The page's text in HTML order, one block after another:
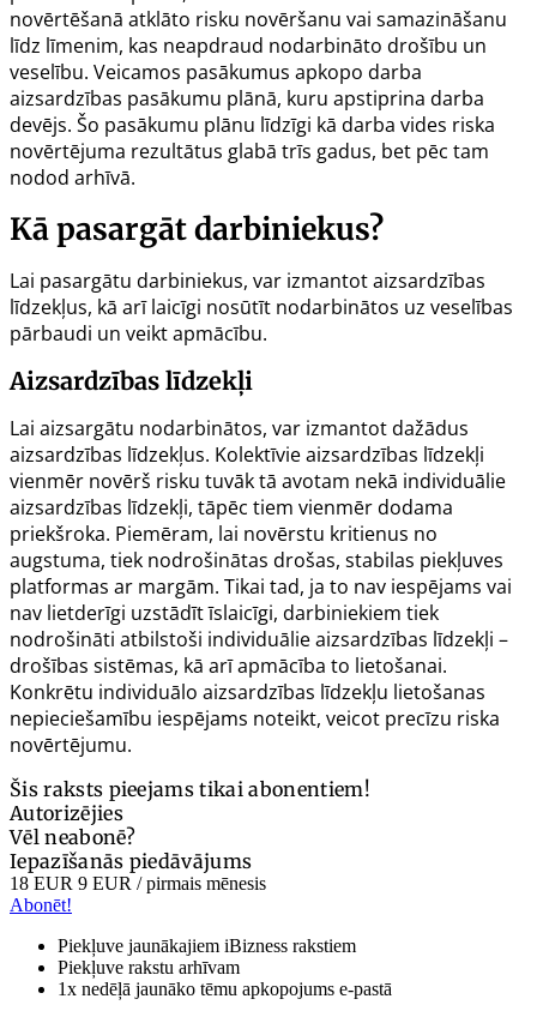
novērtēšanā atklāto risku novēršanu vai samazināšanu
līdz līmenim, kas neapdraud nodarbināto drošību un
veselību. Veicamos pasākumus apkopo darba
aizsardzības pasākumu plānā, kuru apstiprina darba
devējs. Šo pasākumu plānu līdzīgi kā darba vides riska
novērtējuma rezultātus glabā trīs gadus, bet pēc tam
nodod arhīvā.
Kā pasargāt darbiniekus?
Lai pasargātu darbiniekus, var izmantot aizsardzības
līdzekļus, kā arī laicīgi nosūtīt nodarbinātos uz veselības
pārbaudi un veikt apmācību.
Aizsardzības līdzekļi
Lai aizsargātu nodarbinātos, var izmantot dažādus
aizsardzības līdzekļus. Kolektīvie aizsardzības līdzekļi
vienmēr novērš risku tuvāk tā avotam nekā individuālie
aizsardzības līdzekļi, tāpēc tiem vienmēr dodama
priekšroka. Piemēram, lai novērstu kritienus no
augstuma, tiek nodrošinātas drošas, stabilas piekļuves
platformas ar margām. Tikai tad, ja to nav iespējams vai
nav lietderīgi uzstādīt īslaicīgi, darbiniekiem tiek
nodrošināti atbilstoši individuālie aizsardzības līdzekļi –
drošības sistēmas, kā arī apmācība to lietošanai.
Konkrētu individuālo aizsardzības līdzekļu lietošanas
nepieciešamību iespējams noteikt, veicot precīzu riska
novērtējumu.
Šis raksts pieejams tikai abonentiem!
Autorizējies
Vēl neabonē?
Iepazīšanās piedāvājums
18 EUR 9 EUR / pirmais mēnesis
Abonēt!
Piekļuve jaunākajiem iBizness rakstiem
Piekļuve rakstu arhīvam
1x nedēļā jaunāko tēmu apkopojums e-pastā